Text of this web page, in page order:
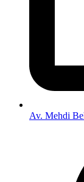
Av. Mehdi